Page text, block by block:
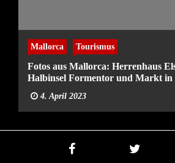
Mallorca Tourismus
Fotos aus Mallorca: Herrenhaus
Halbinsel Formentor und Markt in
4. April 2023